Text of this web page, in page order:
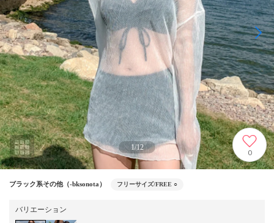
1/12
0
ブラック系その他（-bksonota） フリーサイズ/FREE ○
バリエーション